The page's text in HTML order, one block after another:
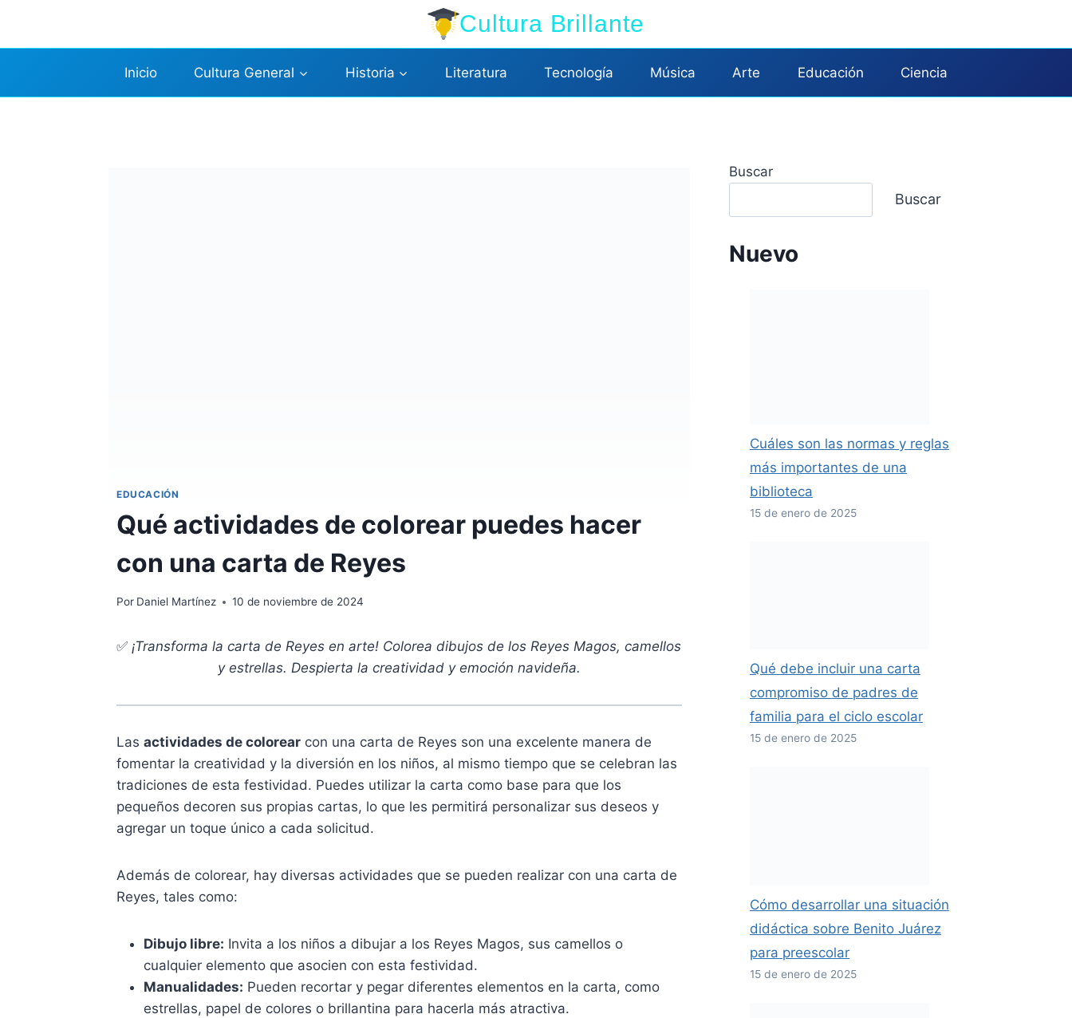
contenido
Cultura Brillante
Inicio Cultura General Historia Literatura Tecnología Música Arte Educación Ciencia
EDUCACIÓN
Qué actividades de colorear puedes hacer
con una carta de Reyes
Por Daniel Martínez 10 de noviembre de 2024
✅ ¡Transforma la carta de Reyes en arte! Colorea dibujos de los Reyes Magos, camellos
y estrellas. Despierta la creatividad y emoción navideña.
Las actividades de colorear con una carta de Reyes son una excelente manera de
fomentar la creatividad y la diversión en los niños, al mismo tiempo que se celebran las
tradiciones de esta festividad. Puedes utilizar la carta como base para que los
pequeños decoren sus propias cartas, lo que les permitirá personalizar sus deseos y
agregar un toque único a cada solicitud.
Además de colorear, hay diversas actividades que se pueden realizar con una carta de
Reyes, tales como:
Dibujo libre: Invita a los niños a dibujar a los Reyes Magos, sus camellos o
cualquier elemento que asocien con esta festividad.
Manualidades: Pueden recortar y pegar diferentes elementos en la carta, como
estrellas, papel de colores o brillantina para hacerla más atractiva.
Buscar
Buscar
Nuevo
Cuáles son las normas y reglas
más importantes de una
biblioteca
15 de enero de 2025
Qué debe incluir una carta
compromiso de padres de
familia para el ciclo escolar
15 de enero de 2025
Cómo desarrollar una situación
didáctica sobre Benito Juárez
para preescolar
15 de enero de 2025